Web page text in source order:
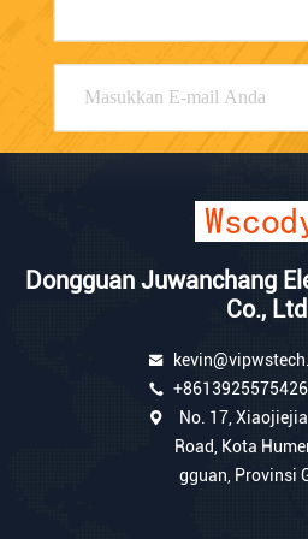
Dongguan Juwanchang
Co.,
+8613925575426
No. 17,
Road, Kota
gguan, Provinsi